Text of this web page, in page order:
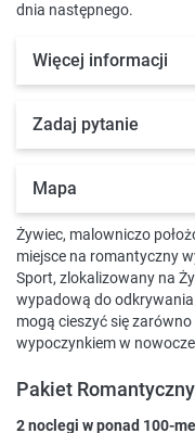
dnia następnego.
Więcej informacji
Zadaj pytanie
Mapa
Żywiec, malowniczo
miejsce na romantyczny
Sport, zlokalizowany na
wypadową do
mogą cieszyć się
wypoczynkiem w
Pakiet
2 noclegi w ponad 100-